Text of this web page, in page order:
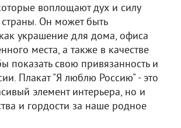
воплощают дух и силу
Он может быть
украшение для дома, офиса
места, а также в качестве
показать свою привязанность и
Плакат "Я люблю Россию" - это
элемент интерьера, но и
и гордости за наше родное